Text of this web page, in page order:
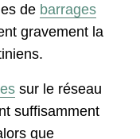
de barrages
gravement la
sur le réseau
suffisamment
que